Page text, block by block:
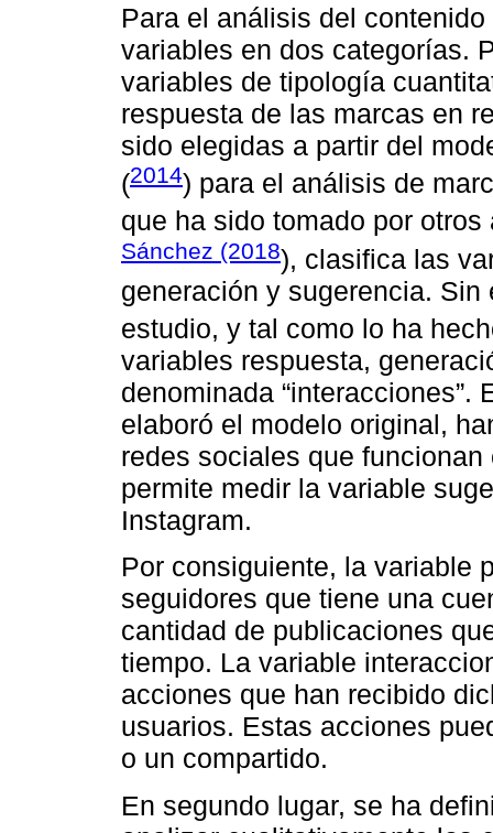
Para el análisis del
variables en dos categorías.
variables de tipología
respuesta de las marcas en
sido elegidas a partir del
(2014) para el análisis de
que ha sido tomado por
Sánchez (2018), clasifica las
generación y sugerencia.
estudio, y tal como lo ha
variables respuesta,
denominada
elaboró el modelo original,
redes sociales que
permite medir la variable
Instagram.
Por consiguiente, la variable
seguidores que tiene una
cantidad de publicaciones
tiempo. La variable
acciones que han recibido
usuarios. Estas acciones
o un compartido.
En segundo lugar, se ha